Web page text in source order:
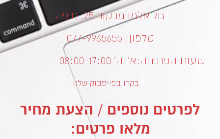
גוליאלמו מרקוני 25, חיפה
טלפון: 077-9965655
שעות הפתיחה:א’-ה’ 08:00-17:00
בקרו בפייסבוק שלנו
לפרטים נוספים / הצעת מחיר
מלאו פרטים: